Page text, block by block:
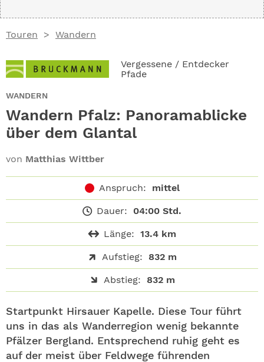
Touren Wandern
Vergessene / Entdecker
Pfade
WANDERN
Wandern Pfalz: Panoramablicke
über dem Glantal
von Matthias Wittber
Anspruch: mittel
Dauer: 04:00 Std.
Länge: 13.4 km
Aufstieg: 832 m
Abstieg: 832 m
Startpunkt Hirsauer Kapelle. Diese Tour führt
uns in das als Wanderregion wenig bekannte
Pfälzer Bergland. Entsprechend ruhig geht es
auf der meist über Feldwege führenden
ABO
NEWSLETTER
SHOP